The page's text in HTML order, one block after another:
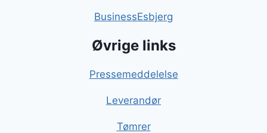
BusinessEsbjerg
Øvrige links
Pressemeddelelse
Leverandør
Tømrer